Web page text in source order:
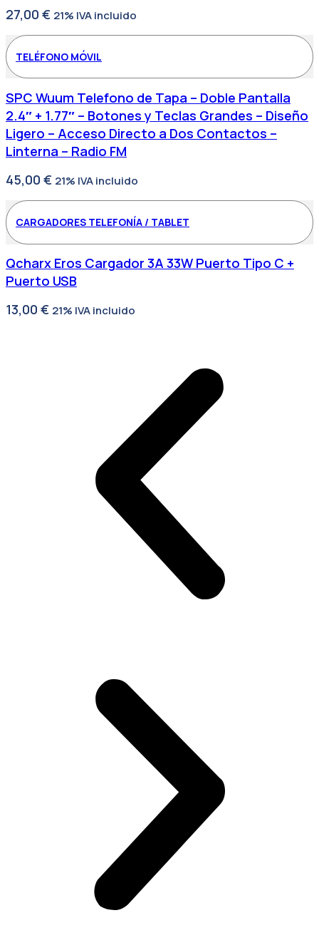
27,00 € 21% IVA incluido
TELÉFONO MÓVIL
SPC Wuum Telefono de Tapa – Doble Pantalla
2.4″ + 1.77″ – Botones y Teclas Grandes – Diseño
Ligero – Acceso Directo a Dos Contactos –
Linterna – Radio FM
45,00 € 21% IVA incluido
CARGADORES TELEFONÍA / TABLET
Qcharx Eros Cargador 3A 33W Puerto Tipo C +
Puerto USB
13,00 € 21% IVA incluido